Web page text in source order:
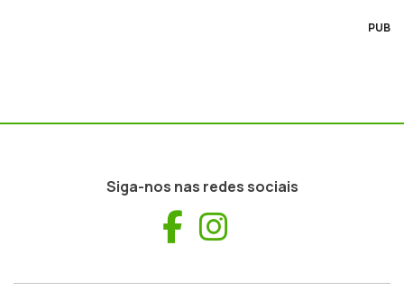
PUB
Siga-nos nas redes sociais
Facebook